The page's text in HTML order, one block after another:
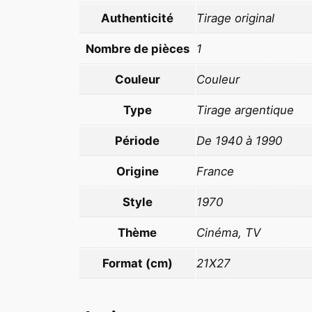
Authenticité Tirage original
Nombre de pièces 1
Couleur Couleur
Type Tirage argentique
Période De 1940 à 1990
Origine France
Style 1970
Thème Cinéma, TV
Format (cm) 21X27